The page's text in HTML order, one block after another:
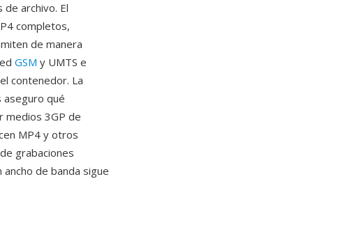
archivo. El
completos,
de manera
GSM y UMTS e
contenedor. La
aseguro qué
medios 3GP de
MP4 y otros
grabaciones
de banda sigue